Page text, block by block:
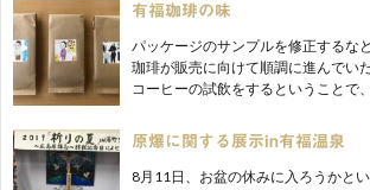
有福珈琲の味
パッケージのサンプルを修正するな
珈琲が販売に向けて順調に進んでい
コーヒーの試飲をするということで
原爆に関する展示in有福温泉
8月11日、お盆の休みに入ろうかと